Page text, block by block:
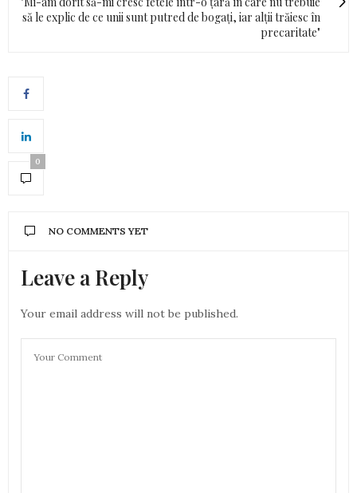
să le explic de ce unii sunt putred de bogați, iar alții trăiesc în
precaritate"
0
NO COMMENTS YET
Leave a Reply
Your email address will not be published.